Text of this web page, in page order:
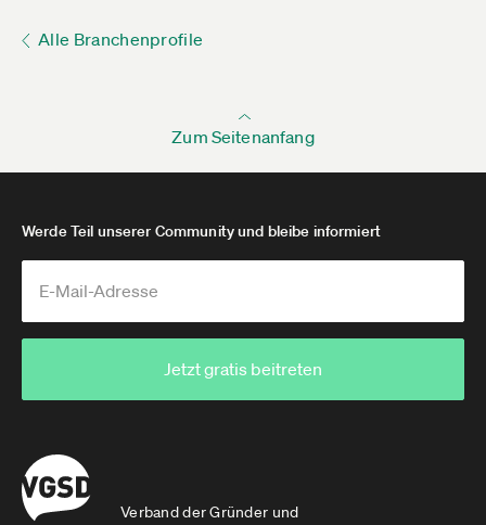
Alle Branchenprofile
Zum Seitenanfang
Verband der Gründer und
Werde Teil unserer Community und bleibe informiert
Jetzt gratis beitreten